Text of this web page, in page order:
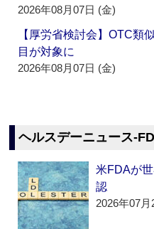
2026年08月07日 (金)
【厚労省検討会】OTC類
目が対象に
2026年08月07日 (金)
ヘルスデーニュース
米FDAが
認
2026年07